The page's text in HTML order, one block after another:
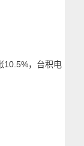
10.5%，台积电